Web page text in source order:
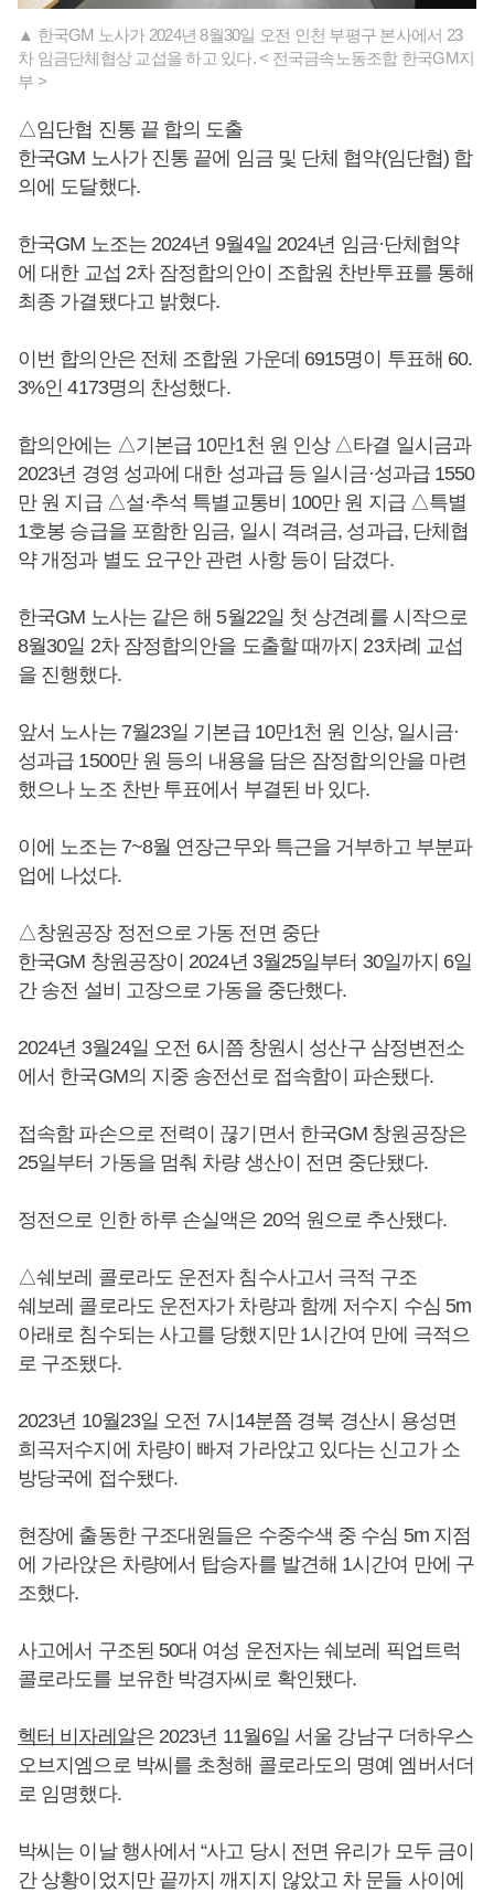
▲ 한국GM 노사가 2024년 8월30일 오전 인천 부평구 본사에서 23
차 임금단체협상 교섭을 하고 있다. < 전국금속노동조합 한국GM지
부 >
△임단협 진통 끝 합의 도출
한국GM 노사가 진통 끝에 임금 및 단체 협약(임단협) 합
의에 도달했다.
한국GM 노조는 2024년 9월4일 2024년 임금·단체협약
에 대한 교섭 2차 잠정합의안이 조합원 찬반투표를 통해
최종 가결됐다고 밝혔다.
이번 합의안은 전체 조합원 가운데 6915명이 투표해 60.
3%인 4173명의 찬성했다.
합의안에는 △기본급 10만1천 원 인상 △타결 일시금과
2023년 경영 성과에 대한 성과급 등 일시금·성과급 1550
만 원 지급 △설·추석 특별교통비 100만 원 지급 △특별
1호봉 승급을 포함한 임금, 일시 격려금, 성과급, 단체협
약 개정과 별도 요구안 관련 사항 등이 담겼다.
한국GM 노사는 같은 해 5월22일 첫 상견례를 시작으로
8월30일 2차 잠정합의안을 도출할 때까지 23차례 교섭
을 진행했다.
앞서 노사는 7월23일 기본급 10만1천 원 인상, 일시금·
성과급 1500만 원 등의 내용을 담은 잠정합의안을 마련
했으나 노조 찬반 투표에서 부결된 바 있다.
이에 노조는 7~8월 연장근무와 특근을 거부하고 부분파
업에 나섰다.
△창원공장 정전으로 가동 전면 중단
한국GM 창원공장이 2024년 3월25일부터 30일까지 6일
간 송전 설비 고장으로 가동을 중단했다.
2024년 3월24일 오전 6시쯤 창원시 성산구 삼정변전소
에서 한국GM의 지중 송전선로 접속함이 파손됐다.
접속함 파손으로 전력이 끊기면서 한국GM 창원공장은
25일부터 가동을 멈춰 차량 생산이 전면 중단됐다.
정전으로 인한 하루 손실액은 20억 원으로 추산됐다.
△쉐보레 콜로라도 운전자 침수사고서 극적 구조
쉐보레 콜로라도 운전자가 차량과 함께 저수지 수심 5m
아래로 침수되는 사고를 당했지만 1시간여 만에 극적으
로 구조됐다.
2023년 10월23일 오전 7시14분쯤 경북 경산시 용성면
희곡저수지에 차량이 빠져 가라앉고 있다는 신고가 소
방당국에 접수됐다.
현장에 출동한 구조대원들은 수중수색 중 수심 5m 지점
에 가라앉은 차량에서 탑승자를 발견해 1시간여 만에 구
조했다.
사고에서 구조된 50대 여성 운전자는 쉐보레 픽업트럭
콜로라도를 보유한 박경자씨로 확인됐다.
헥터 비자레알은 2023년 11월6일 서울 강남구 더하우스
오브지엠으로 박씨를 초청해 콜로라도의 명예 엠버서더
로 임명했다.
박씨는 이날 행사에서 “사고 당시 전면 유리가 모두 금이
간 상황이었지만 끝까지 깨지지 않았고 차 문들 사이에